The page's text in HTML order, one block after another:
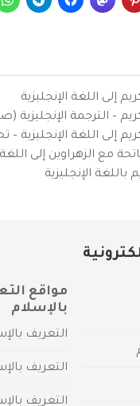
إلى اللغة الإنجليزية
– الترجمة الإنجليزية
إلى اللغة
مع الزهراوين إلى اللغة
باللغة الإنجليزية
مواقع
بالإسلام
التعريف
التعريف
التعريف